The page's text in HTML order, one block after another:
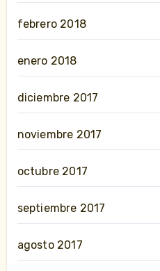
febrero 2018
enero 2018
diciembre 2017
noviembre 2017
octubre 2017
septiembre 2017
agosto 2017